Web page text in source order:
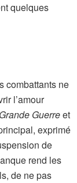
quelques
combattants ne
l’amour
Guerreet
exprimé
de
rend les
de ne pas